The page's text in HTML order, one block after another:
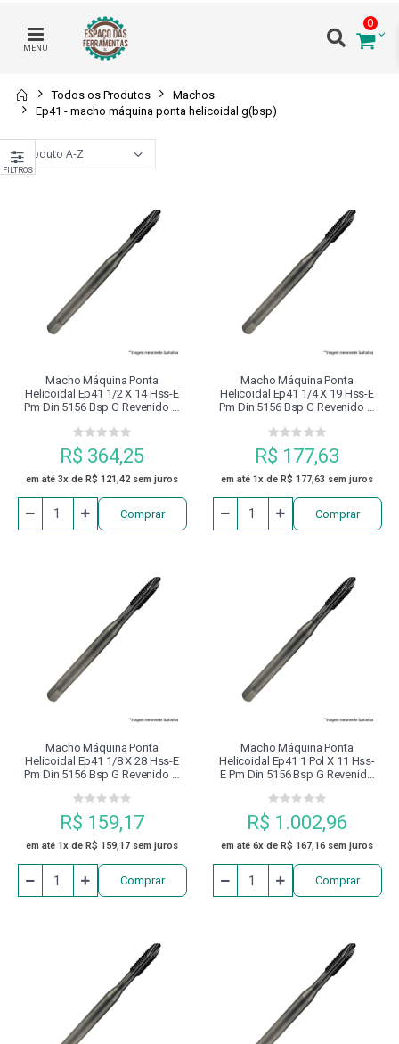
MENU
0
Todos os Produtos
Machos
Ep41 - macho máquina ponta helicoidal g(bsp)
Macho Máquina Ponta
Helicoidal Ep41 1/2 X 14 Hss-E
Pm Din 5156 Bsp G Revenido À
R$ 364,25
em até 3x de R$ 121,42 sem juros
Comprar
Macho Máquina Ponta
Helicoidal Ep41 1/4 X 19 Hss-E
Pm Din 5156 Bsp G Revenido À
R$ 177,63
em até 1x de R$ 177,63 sem juros
Comprar
Macho Máquina Ponta
Helicoidal Ep41 1/8 X 28 Hss-E
Pm Din 5156 Bsp G Revenido À
R$ 159,17
em até 1x de R$ 159,17 sem juros
Comprar
Macho Máquina Ponta
Helicoidal Ep41 1 Pol X 11 Hss-
E Pm Din 5156 Bsp G Revenido
R$ 1.002,96
em até 6x de R$ 167,16 sem juros
Comprar
FILTROS